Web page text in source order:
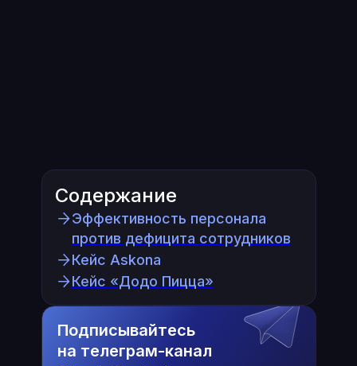
Содержание
Эффективность персонала
против дефицита сотрудников
Кейс Askona
Кейс «Додо Пицца»
Подписывайтесь
на телеграм-канал